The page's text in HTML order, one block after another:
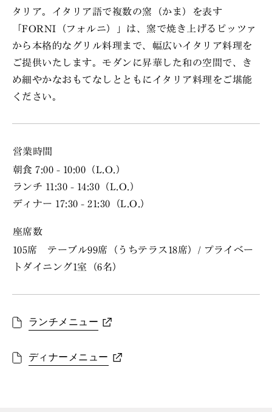
タリア。イタリア語で複数の窯（かま）を表す
「FORNI（フォルニ）」は、窯で焼き上げるピッツァ
から本格的なグリル料理まで、幅広いイタリア料理を
ご提供いたします。モダンに昇華した和の空間で、き
め細やかなおもてなしとともにイタリア料理をご堪能
ください。
営業時間
朝食 7:00 - 10:00（L.O.）
ランチ 11:30 - 14:30（L.O.）
ディナー 17:30 - 21:30（L.O.）
座席数
105席 テーブル99席（うちテラス18席）/ プライベー
トダイニング1室（6名）
ランチメニュー
ディナーメニュー